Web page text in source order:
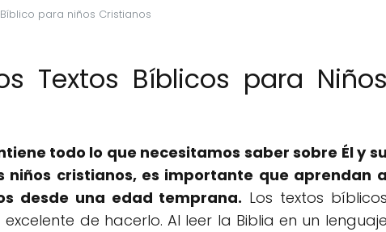
para niños Cristianos
Textos Bíblicos para Niños
todo lo que necesitamos saber sobre Él y su
niños cristianos, es importante que aprendan a
desde una edad temprana. Los textos bíblicos
de hacerlo. Al leer la Biblia en un lenguaje